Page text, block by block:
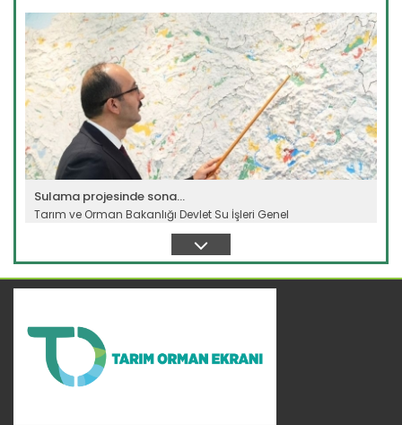
Devamını Oku ->
Sulama projesinde sona...
Tarım ve Orman Bakanlığı Devlet Su İşleri Genel